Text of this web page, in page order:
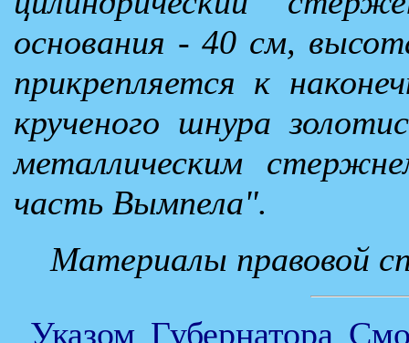
основания - 40 см,
прикрепляется к
крученого шнура
металлическим
часть Вымпела".
Материалы правовой
Указом Губернатора